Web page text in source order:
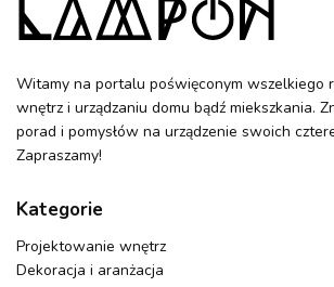
Witamy na portalu poświęconym wszelkiego
wnętrz i urządzaniu domu bądź miekszkania.
porad i pomysłów na urządzenie swoich
Zapraszamy!
Kategorie
Projektowanie wnętrz
Dekoracja i aranżacja